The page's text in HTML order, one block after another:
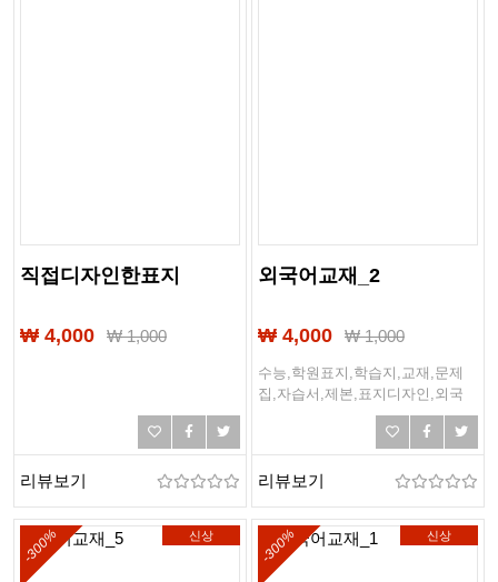
직접디자인한표지
₩ 4,000 ₩1,000
리뷰보기
외국어교재_2
₩ 4,000 ₩1,000
수능,학원표지,학습지,교재,문제
집,자습서,제본,표지디자인,외국
어,제2외국어,중국어자격증교재,
중국어교재,중국어,학원교재,외국
어표지,기출문제집,기출문제
리뷰보기
신상
-300% 신상
-300%